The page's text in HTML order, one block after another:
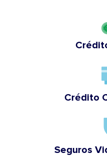
Crédito
Seguros